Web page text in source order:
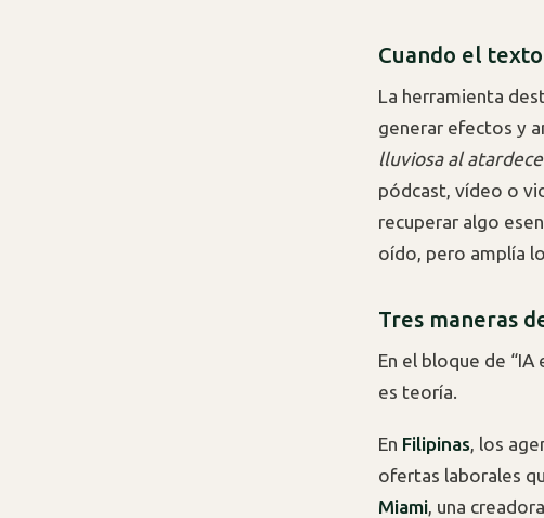
Cuando el
La herramienta
generar efectos y
lluviosa al
pódcast, vídeo o
recuperar algo
oído, pero amplía
Tres maneras
En el bloque de
es teoría.
En Filipinas , los
ofertas laborales
Miami , una